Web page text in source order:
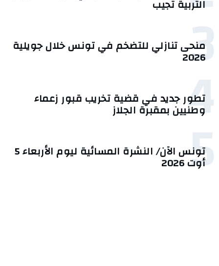
التربية تجيب
3 منحى تنازلي ‎للتضخم في تونس خلال جويلية
2026‎
4
تطور جديد في قضية تخريب قبور زعماء
وطنيين بمقبرة الجلاز
5 تونس الآن/ النشرة المسائية ليوم الأربعاء 5
أوت 2026